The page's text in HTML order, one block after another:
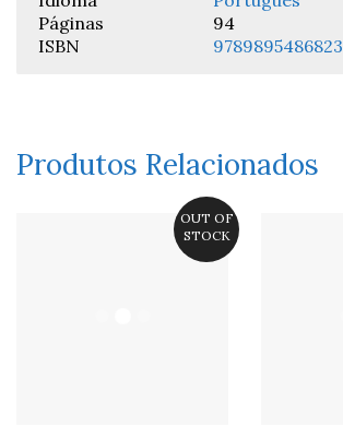
Páginas
94
ISBN
9789895486823
Produtos Relacionados
OUT OF
STOCK